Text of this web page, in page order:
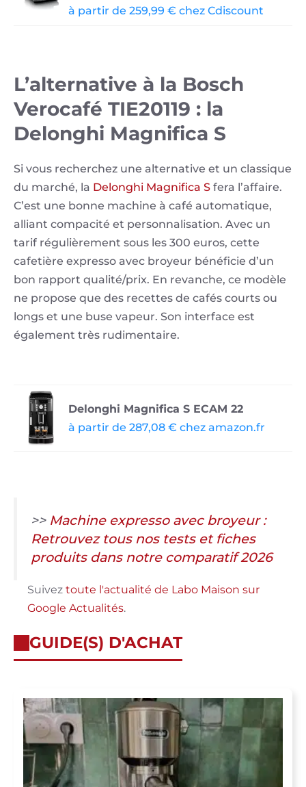
à partir de 259,99 € chez Cdiscount
L’alternative à la Bosch
Verocafé TIE20119 : la
Delonghi Magnifica S
Si vous recherchez une alternative et un classique
du marché, la Delonghi Magnifica S fera l’affaire.
C’est une bonne machine à café automatique,
alliant compacité et personnalisation. Avec un
tarif régulièrement sous les 300 euros, cette
cafetière expresso avec broyeur bénéficie d’un
bon rapport qualité/prix. En revanche, ce modèle
ne propose que des recettes de cafés courts ou
longs et une buse vapeur. Son interface est
également très rudimentaire.
Delonghi Magnifica S ECAM 22
à partir de 287,08 € chez amazon.fr
>> Machine expresso avec broyeur :
Retrouvez tous nos tests et fiches
produits dans notre comparatif 2026
Suivez toute l'actualité de Labo Maison sur
Google Actualités.
GUIDE(S) D'ACHAT